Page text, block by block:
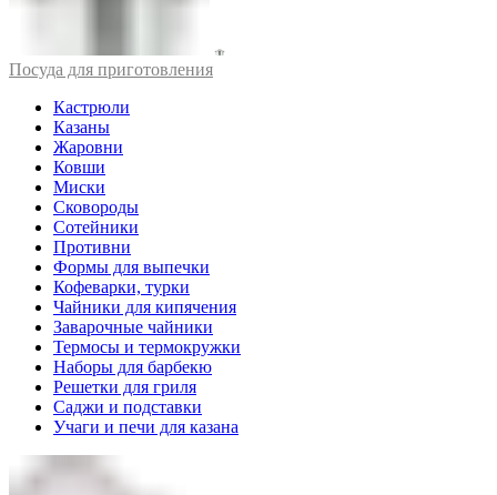
Посуда для приготовления
Кастрюли
Казаны
Жаровни
Ковши
Миски
Сковороды
Сотейники
Противни
Формы для выпечки
Кофеварки, турки
Чайники для кипячения
Заварочные чайники
Термосы и термокружки
Наборы для барбекю
Решетки для гриля
Саджи и подставки
Учаги и печи для казана